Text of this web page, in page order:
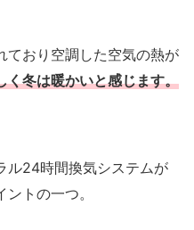
ており空調した空気の熱が
く冬は暖かいと感じます。
ル24時間換気システムが
トの一つ。